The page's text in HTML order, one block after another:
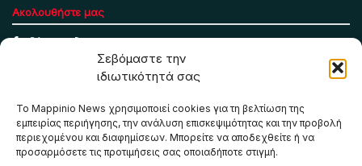
Σεβόμαστε την
ιδιωτικότητά σας
Το Mappinio News χρησιμοποιεί cookies για τη βελτίωση της
εμπειρίας περιήγησης, την ανάλυση επισκεψιμότητας και την προβολή
περιεχομένου και διαφημίσεων. Μπορείτε να αποδεχθείτε ή να
προσαρμόσετε τις προτιμήσεις σας οποιαδήποτε στιγμή.
Ακολουθήστε μας